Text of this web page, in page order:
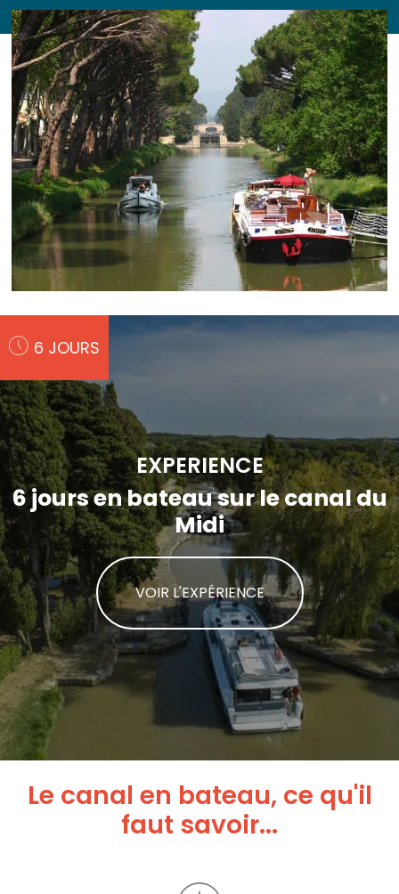
EXPERIENCE
6 jours en bateau sur le canal du
Midi
6 JOURS
VOIR L'EXPÉRIENCE
Le canal en bateau, ce qu'il
faut savoir...